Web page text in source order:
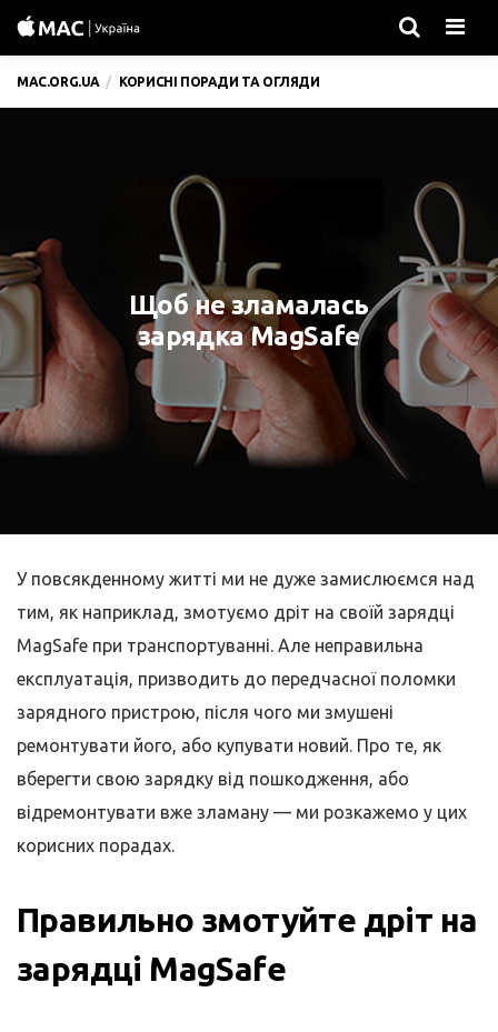
MAC.ORG.UA КОРИСНІ ПОРАДИ ТА ОГЛЯДИ
Щоб не зламалась
зарядка MagSafe
У повсякденному житті ми не дуже замислюємся над
тим, як наприклад, змотуємо дріт на своїй зарядці
MagSafe при транспортуванні. Але неправильна
експлуатація, призводить до передчасної поломки
зарядного пристрою, після чого ми змушені
ремонтувати його, або купувати новий. Про те, як
вберегти свою зарядку від пошкодження, або
відремонтувати вже зламану — ми розкажемо у цих
корисних порадах.
Правильно змотуйте дріт на
зарядці MagSafe